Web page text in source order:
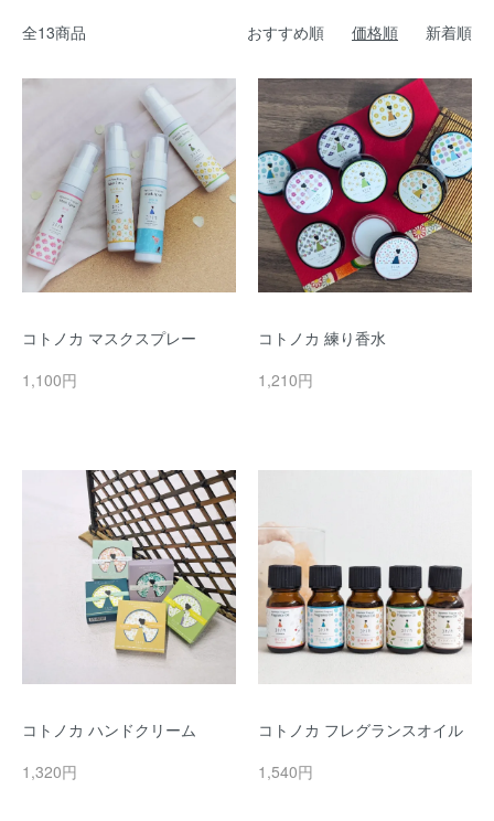
全13商品 おすすめ順 価格順 新着順
コトノカ マスクスプレー
1,100円
コトノカ 練り香水
1,210円
コトノカ ハンドクリーム
1,320円
コトノカ フレグランスオイル
1,540円